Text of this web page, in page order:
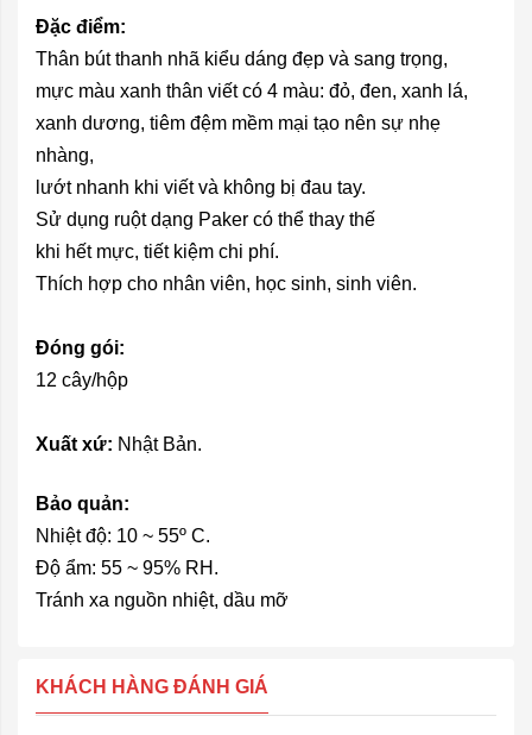
Đặc điểm:
Thân bút thanh nhã kiểu dáng đẹp và sang trọng,
mực màu xanh thân viết có 4 màu: đỏ, đen, xanh lá,
xanh dương, tiêm đệm mềm mại tạo nên sự nhẹ
nhàng,
lướt nhanh khi viết và không bị đau tay.
Sử dụng ruột dạng Paker có thể thay thế
khi hết mực, tiết kiệm chi phí.
Thích hợp cho nhân viên, học sinh, sinh viên.
Đóng gói:
12 cây/hộp
Xuất xứ: Nhật Bản.
Bảo quản:
Nhiệt độ: 10 ~ 55º C.
Độ ẩm: 55 ~ 95% RH.
Tránh xa nguồn nhiệt, dầu mỡ
KHÁCH HÀNG ĐÁNH GIÁ